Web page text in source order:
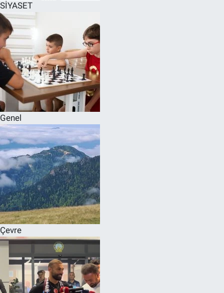
SİYASET
Genel
Çevre